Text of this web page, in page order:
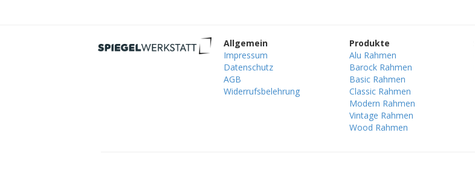
Allgemein
Impressum
Datenschutz
AGB
Widerrufsbelehrung
Produkte
Alu Rahmen
Barock Rahmen
Basic Rahmen
Classic Rahmen
Modern Rahmen
Vintage Rahmen
Wood Rahmen